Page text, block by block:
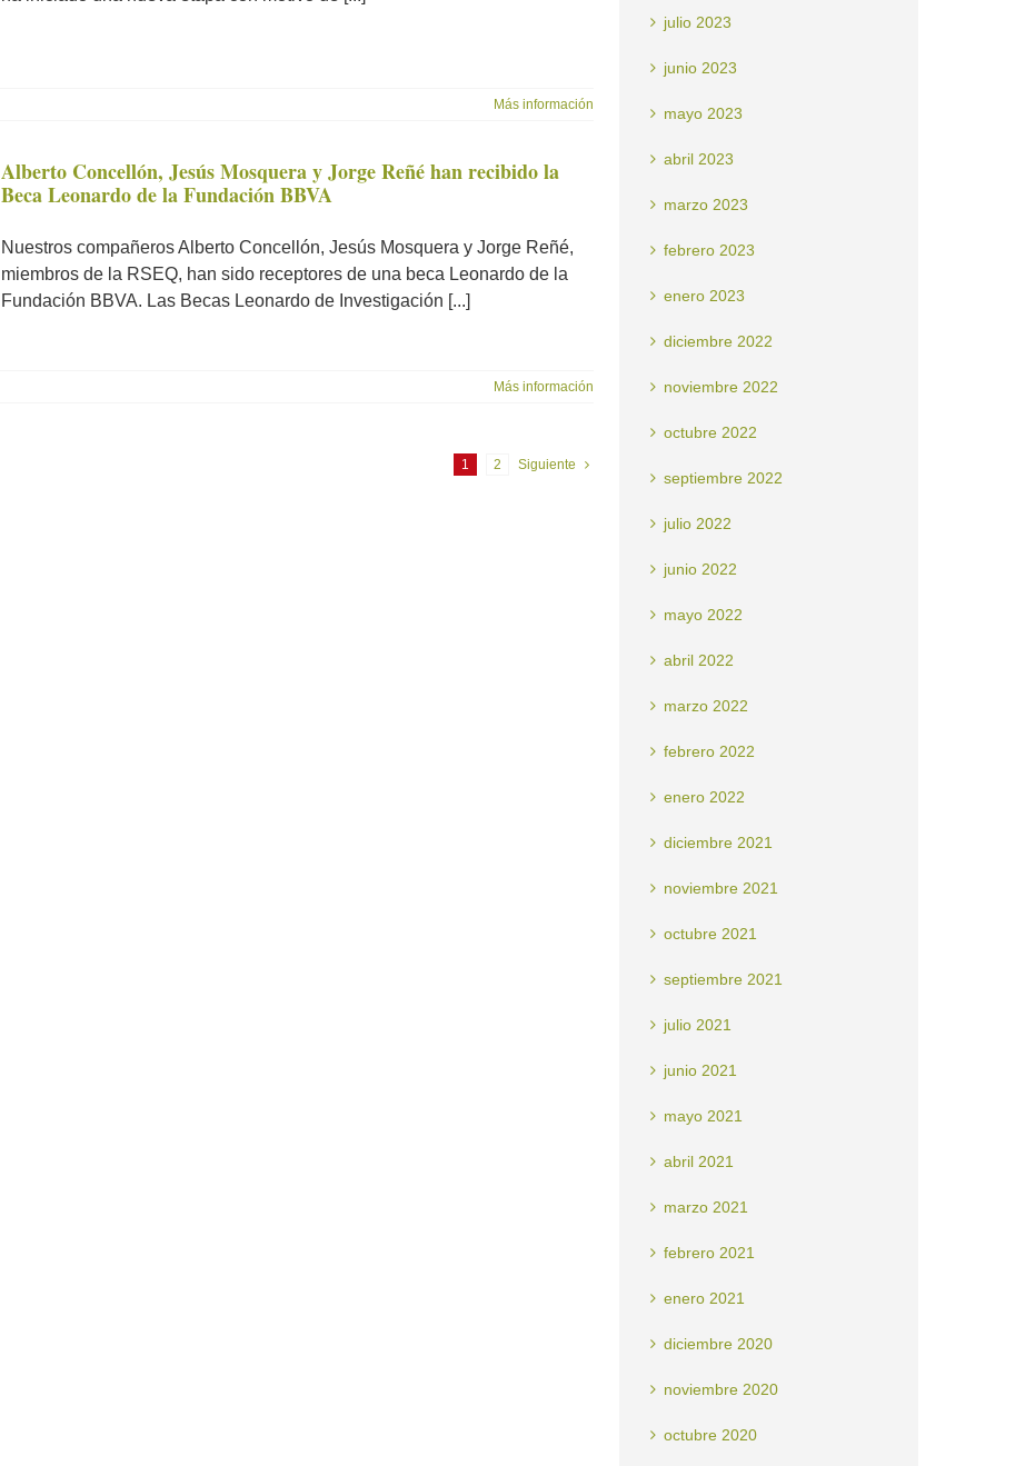
Más información
Alberto Concellón, Jesús Mosquera y Jorge Reñé han recibido la
Beca Leonardo de la Fundación BBVA
Nuestros compañeros Alberto Concellón, Jesús Mosquera y Jorge Reñé,
miembros de la RSEQ, han sido receptores de una beca Leonardo de la
Fundación BBVA. Las Becas Leonardo de Investigación [...]
Más información
1 2 Siguiente
julio 2023
junio 2023
mayo 2023
abril 2023
marzo 2023
febrero 2023
enero 2023
diciembre 2022
noviembre 2022
octubre 2022
septiembre 2022
julio 2022
junio 2022
mayo 2022
abril 2022
marzo 2022
febrero 2022
enero 2022
diciembre 2021
noviembre 2021
octubre 2021
septiembre 2021
julio 2021
junio 2021
mayo 2021
abril 2021
marzo 2021
febrero 2021
enero 2021
diciembre 2020
noviembre 2020
octubre 2020